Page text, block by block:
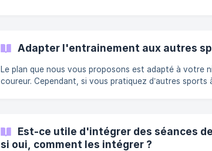
Ça pourrait bien avoir un effet positif sur votre
Adapter l'entrainement aux autres
Le plan que nous vous proposons est adapté à votre
coureur. Cependant, si vous pratiquez d’autres sports
Est-ce utile d'intégrer des séances
si oui, comment les intégrer ?